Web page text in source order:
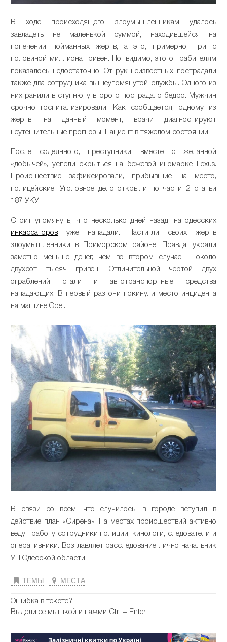
В ходе происходящего злоумышленникам удалось
завладеть не маленькой суммой, находившейся на
попечении пойманных жертв, а это, примерно, три с
половиной миллиона гривен. Но, видимо, этого грабителям
показалось недостаточно. От рук неизвестных пострадали
также два сотрудника вышеупомянутой службы. Одного из
них ранили в ступню, у второго пострадало бедро. Мужчин
срочно госпитализировали. Как сообщается, одному из
жертв, на данный момент, врачи диагностируют
неутешительные прогнозы. Пациент в тяжелом состоянии.
После содеянного, преступники, вместе с желанной
«добычей», успели скрыться на бежевой иномарке Lexus.
Происшествие зафиксировали, прибывшие на место,
полицейские. Уголовное дело открыли по части 2 статьи
187 УКУ.
Стоит упомянуть, что несколько дней назад, на одесских
инкассаторов уже нападали. Настигли своих жертв
злоумышленники в Приморском районе. Правда, украли
заметно меньше денег, чем во втором случае, - около
двухсот тысяч гривен. Отличительной чертой двух
ограблений стали и автотранспортные средства
нападающих. В первый раз они покинули место инцидента
на машине Opel.
В связи со всем, что случилось, в городе вступил в
действие план «Сирена». На местах происшествий активно
ведут работу сотрудники полиции, кинологи, следователи и
оперативники. Возглавляет расследование лично начальник
УП Одесской области.
ТЕМЫ МЕСТА
Ошибка в тексте?
Выдели ее мышкой и нажми Ctrl + Enter